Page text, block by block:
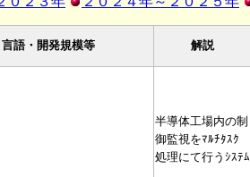
言語・開発規模等 解説
半導体工場内の制
御監視をﾏﾙﾁﾀｽｸ
処理にて行うｼｽﾃﾑ